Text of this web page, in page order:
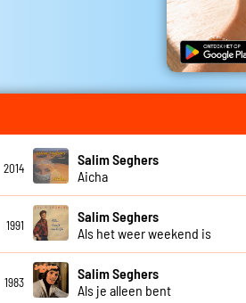
2014
Salim Seghers
Aicha
1991
Salim Seghers
Als het weer weekend is
1983
Salim Seghers
Als je alleen bent